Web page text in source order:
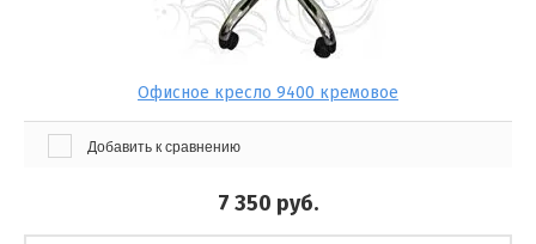
Офисное кресло 9400 кремовое
Добавить к сравнению
7 350 руб.